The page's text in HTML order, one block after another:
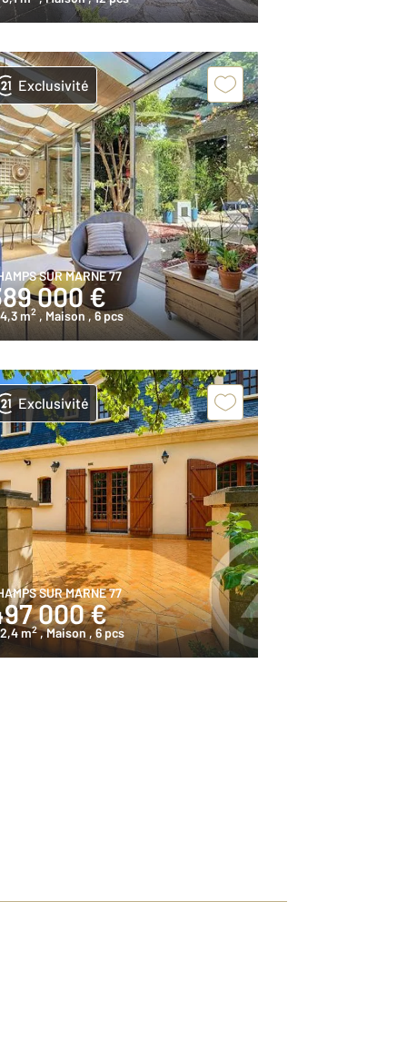
Exclusivité
SUR MARNE 77
000 €
m2 , Maison , 6 pcs
Exclusivité
SUR MARNE 77
000 €
m2 , Maison , 6 pcs